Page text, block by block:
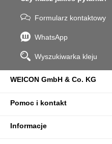
Formularz kontaktowy
WhatsApp
Wyszukiwarka kleju
WEICON GmbH & Co. KG
Pomoc i kontakt
Informacje